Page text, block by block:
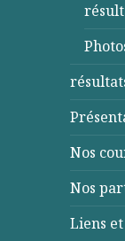
Nos
Nos
Liens